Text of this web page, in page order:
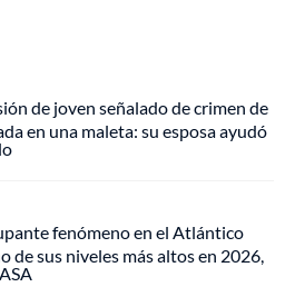
de joven señalado de crimen de
en una maleta: su esposa ayudó
fenómeno en el Atlántico
de sus niveles más altos en 2026,